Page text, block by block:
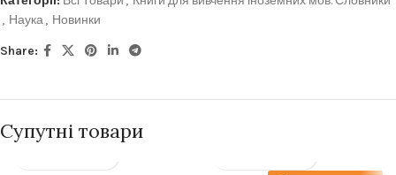
, Наука, Новинки
Share:
Супутні товари